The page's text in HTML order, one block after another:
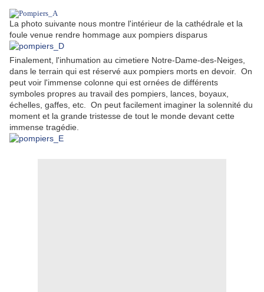
La photo suivante nous montre l'intérieur de la cathédrale et la
foule venue rendre hommage aux pompiers disparus
Finalement, l'inhumation au cimetiere Notre-Dame-des-Neiges,
dans le terrain qui est réservé aux pompiers morts en devoir. On
peut voir l'immense colonne qui est ornées de différents
symboles propres au travail des pompiers, lances, boyaux,
échelles, gaffes, etc. On peut facilement imaginer la solennité du
moment et la grande tristesse de tout le monde devant cette
immense tragédie.